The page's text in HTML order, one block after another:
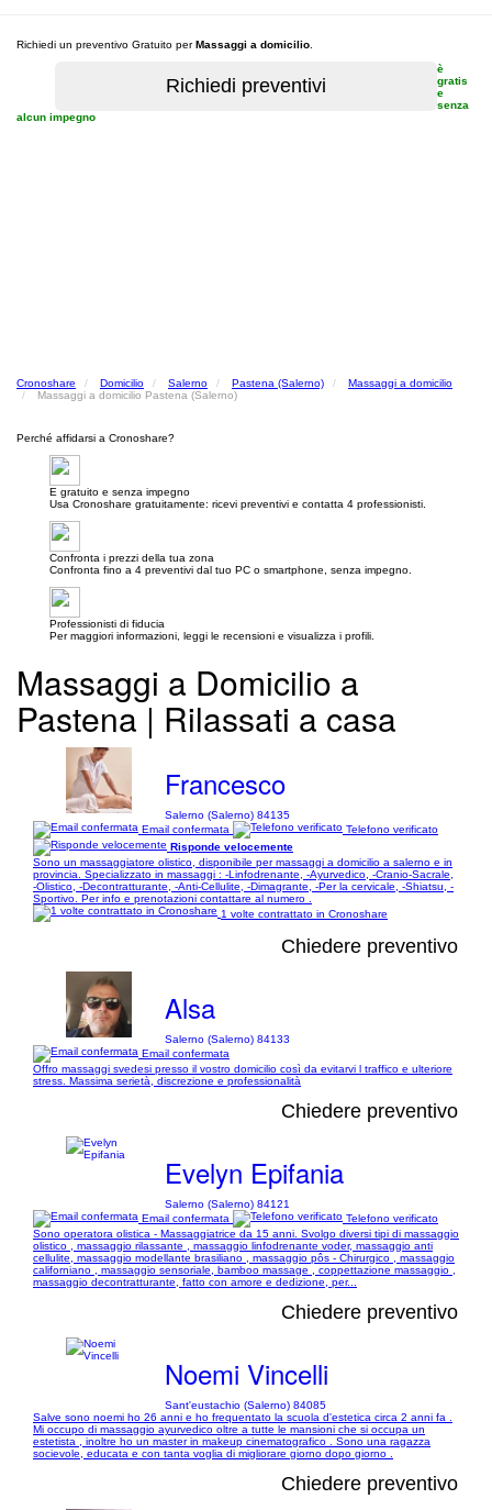
Richiedi un preventivo Gratuito perMassaggi a domicilio
è
gratis
e
senza
alcun impegno
Cronoshare Domicilio Salerno Pastena (Salerno)
Massaggi a domicilio
Massaggi a domicilio Pastena (Salerno)
Perché affidarsi a Cronoshare?
E gratuito e senza impegno
Usa Cronoshare gratuitamente: ricevi preventivi e contatta 4 professionisti.
Confronta i prezzi della tua zona
Confronta fino a 4 preventivi dal tuo PC o smartphone, senza impegno.
Professionisti di fiducia
Per maggiori informazioni, leggi le recensioni e visualizza i profili.
Massaggi a Domicilio a
Pastena | Rilassati a casa
Francesco
Salerno (Salerno) 84135
Email confermata
Telefono verificato
Risponde velocemente
Sono un massaggiatore olistico, disponibile per massaggi a domicilio a salerno e in
provincia. Specializzato in massaggi : -Linfodrenante, -Ayurvedico, -Cranio-Sacrale,
-Olistico, -Decontratturante, -Anti-Cellulite, -Dimagrante, -Per la cervicale, -Shiatsu, -
Sportivo. Per info e prenotazioni contattare al numero .
1 volte contrattato in Cronoshare
Chiedere preventivo
Alsa
Salerno (Salerno) 84133
Email confermata
Offro massaggi svedesi presso il vostro domicilio così da evitarvi l traffico e ulteriore
stress. Massima serietà, discrezione e professionalità
Chiedere preventivo
Evelyn Epifania
Salerno (Salerno) 84121
Email confermata
Telefono verificato
Sono operatora olistica - Massaggiatrice da 15 anni. Svolgo diversi tipi di massaggio
olistico , massaggio rilassante , massaggio linfodrenante voder, massaggio anti
cellulite, massaggio modellante brasiliano , massaggio pôs - Chirurgico , massaggio
californiano , massaggio sensoriale, bamboo massage , coppettazione massaggio ,
massaggio decontratturante, fatto con amore e dedizione, per...
Chiedere preventivo
Noemi Vincelli
Sant'eustachio (Salerno) 84085
Salve sono noemi ho 26 anni e ho frequentato la scuola d'estetica circa 2 anni fa .
Mi occupo di massaggio ayurvedico oltre a tutte le mansioni che si occupa un
estetista , inoltre ho un master in makeup cinematografico . Sono una ragazza
socievole, educata e con tanta voglia di migliorare giorno dopo giorno .
Chiedere preventivo